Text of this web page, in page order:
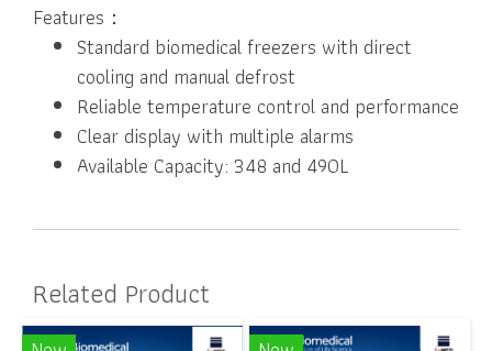
Features：
Standard biomedical freezers with direct
cooling and manual defrost
Reliable temperature control and performance
Clear display with multiple alarms
Available Capacity: 348 and 490L
Related Product